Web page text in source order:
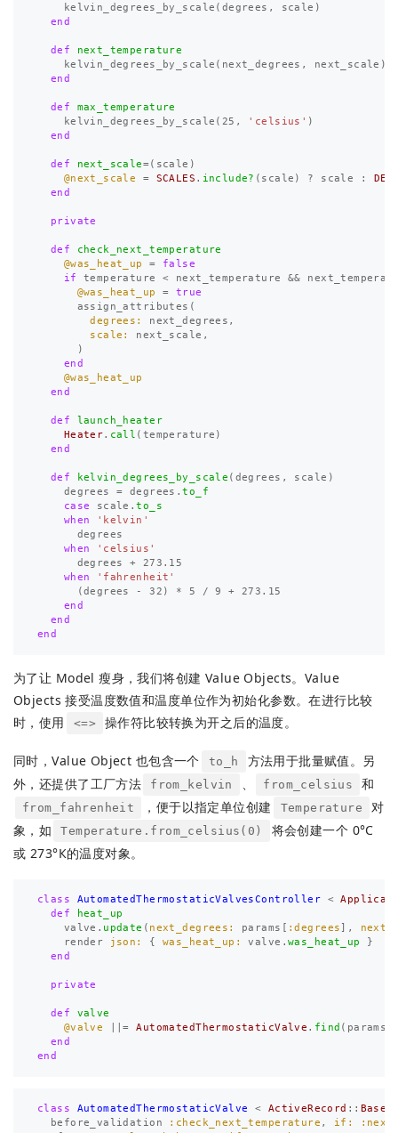
kelvin_degrees_by_scale ( degrees , scale )
end
def
next_temperature
kelvin_degrees_by_scale ( next_degrees , next_scale )
end
def
max_temperature
kelvin_degrees_by_scale ( 25 , 'celsius' )
end
def next_scale=( scale )
@next_scale
= SCALES . include? ( scale ) ? scale :
end
private
def
check_next_temperature
@was_heat_up
=
false
if
temperature < next_temperature &&
@was_heat_up
=
true
assign_attributes (
degrees: next_degrees ,
scale: next_scale ,
)
end
@was_heat_up
end
def
launch_heater
Heater. call ( temperature )
end
def kelvin_degrees_by_scale ( degrees , scale )
degrees
= degrees .to_f
case
scale .to_s
when
'kelvin'
degrees
when
'celsius'
degrees
+
273.15
when
'fahrenheit'
(degrees - 32 ) * 5 / 9 +
273.15
end
end
end
为了让 Model 瘦身，我们将创建 Value Objects。Value
Objects 接受温度数值和温度单位作为初始化参数。在进行比较
时，使用
<=> 操作符比较转换为开之后的温度。
同时，Value Object 也包含一个 to_h
方法用于批量赋值。另
外，还提供了工厂方法
from_kelvin 、 from_celsius 和
from_fahrenheit ，便于以指定单位创建 Temperature
对
象，如
Temperature.from_celsius(0)
将会创建一个 0°C
或 273°К的温度对象。
class AutomatedThermostaticValvesController <
def
heat_up
valve . update ( next_degrees: params [ :degrees ],
render
json: { was_heat_up: valve .was_heat_up
}
end
private
def
valve
@valve
||= AutomatedThermostaticValve . find ( params
end
end
class AutomatedThermostaticValve < ActiveRecord :: Base
before_validation
:check_next_temperature ,
if: